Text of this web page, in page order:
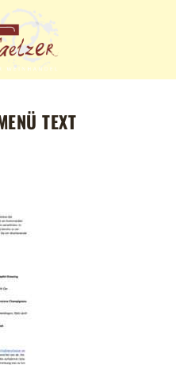
TEXT